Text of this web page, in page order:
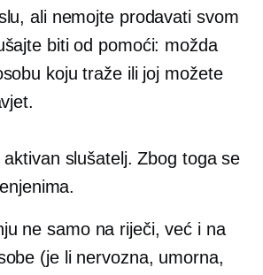
ali nemojte prodavati svom
biti od pomoći: možda
koju traže ili joj možete
slušatelj. Zbog toga se
ne samo na riječi, već i na
(je li nervozna, umorna,